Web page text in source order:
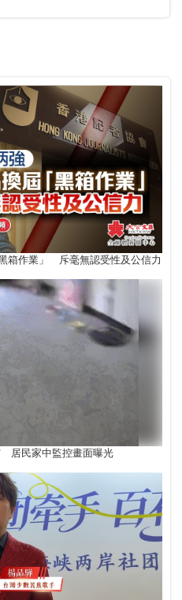
箱作業」 斥毫無認受性及公信力
居民家中監控畫面曝光